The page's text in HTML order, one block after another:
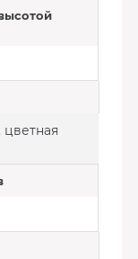
цветная